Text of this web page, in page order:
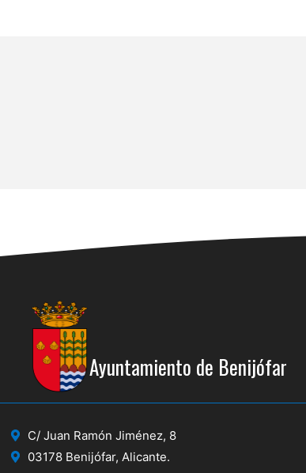
Ayuntamiento de Benijófar
C/ Juan Ramón Jiménez, 8
03178 Benijófar, Alicante.